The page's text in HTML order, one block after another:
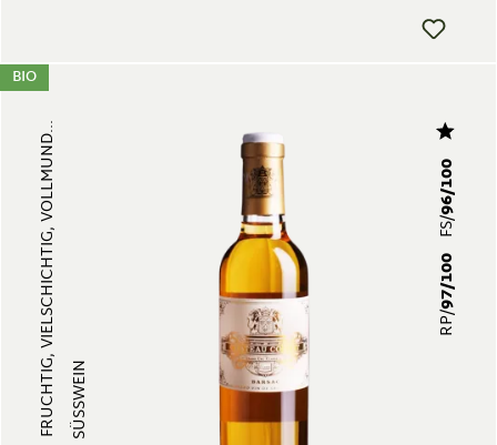
BIO
FRUCHTIG, VIELSCHICHTIG, VOLLMUND...SÜSSWEIN
RP/
97/100
FS/
96/100